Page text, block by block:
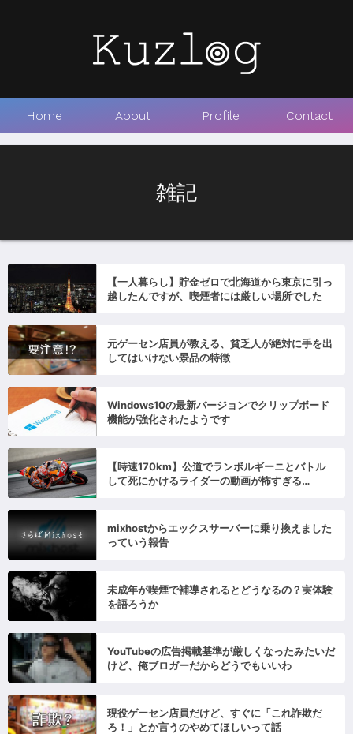
Home About Profile Contact
雑記
【一人暮らし】貯金ゼロで北海道から東京に引っ
越したんですが、喫煙者には厳しい場所でした
元ゲーセン店員が教える、貧乏人が絶対に手を出
してはいけない景品の特徴
Windows10の最新バージョンでクリップボード
機能が強化されたようです
【時速170km】公道でランボルギーニとバトル
して死にかけるライダーの動画が怖すぎる…
mixhostからエックスサーバーに乗り換えました
っていう報告
未成年が喫煙で補導されるとどうなるの？実体験
を語ろうか
YouTubeの広告掲載基準が厳しくなったみたいだ
けど、俺ブロガーだからどうでもいいわ
現役ゲーセン店員だけど、すぐに「これ詐欺だ
ろ！」とか言うのやめてほしいって話